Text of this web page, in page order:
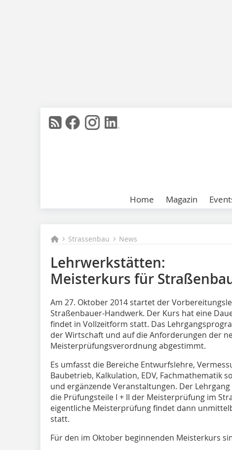
Home Magazin
Strassenbau News
Lehrwerkstätten:
Meisterkurs für
Am 27. Oktober 2014 startet der
Straßenbauer-Handwerk. Der Kurs hat eine
findet in Vollzeitform statt. Das
der Wirtschaft und auf die Anforderungen der
Meisterprüfungsverordnung abgestimmt.
Es umfasst die Bereiche Entwurfslehre,
Baubetrieb, Kalkulation, EDV, Fachmathematik
und ergänzende Veranstaltungen. Der
die Prüfungsteile I + II der Meisterprüfung im
eigentliche Meisterprüfung findet dann
statt.
Für den im Oktober beginnenden Meisterkurs